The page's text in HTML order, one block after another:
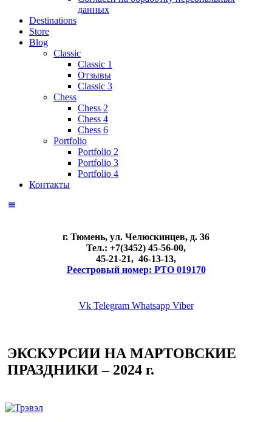
данных
Destinations
Store
Blog
Classic
Classic 1
Отзывы
Classic 3
Chess
Chess 2
Chess 4
Chess 6
Portfolio
Portfolio 2
Portfolio 3
Portfolio 4
Контакты
г. Тюмень, ул. Челюскинцев, д. 36
Тел.: +7(3452) 45-56-00,
45-21-21, 46-13-13,
Реестровый номер: РТО 019170
Vk Telegram Whatsapp Viber
ЭКСКУРСИИ НА МАРТОВСКИЕ
ПРАЗДНИКИ – 2024 г.